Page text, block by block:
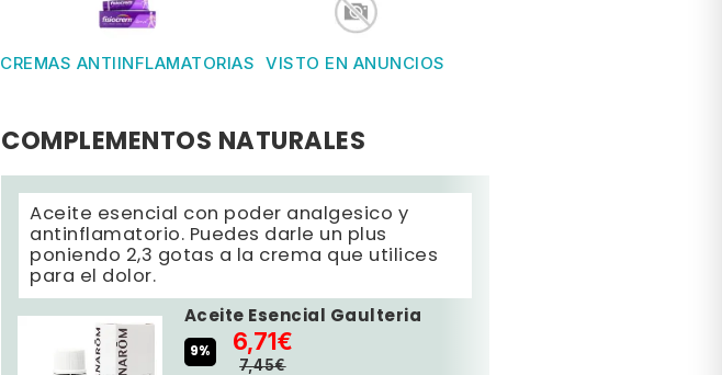
CREMAS ANTIINFLAMATORIAS VISTO EN ANUNCIOS
COMPLEMENTOS NATURALES
Aceite esencial con poder analgesico y
antinflamatorio. Puedes darle un plus
poniendo 2,3 gotas a la crema que utilices
para el dolor.
Aceite Esencial Gaulteria
9% 6,71€
7,45€